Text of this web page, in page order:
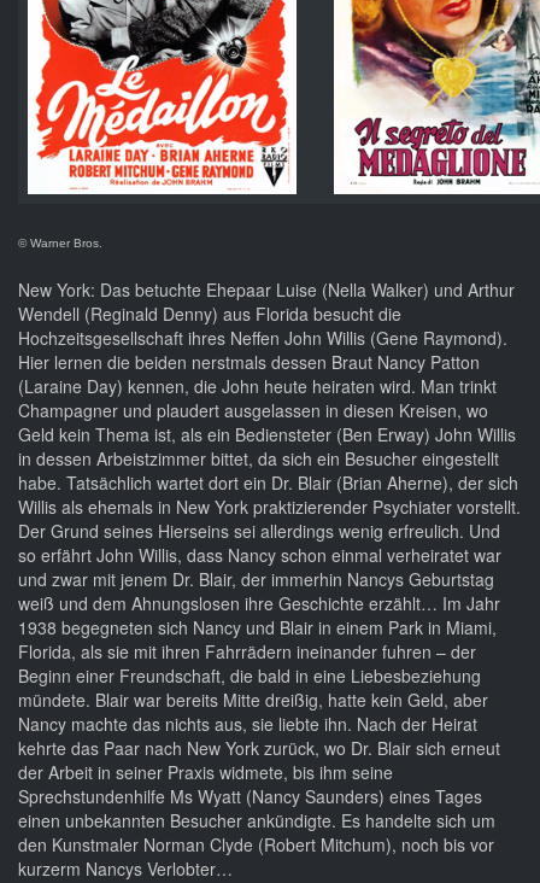
© Warner Bros.
New York: Das betuchte Ehepaar Luise (Nella Walker) und Arthur
Wendell (Reginald Denny) aus Florida besucht die
Hochzeitsgesellschaft ihres Neffen John Willis (Gene Raymond).
Hier lernen die beiden nerstmals dessen Braut Nancy Patton
(Laraine Day) kennen, die John heute heiraten wird. Man trinkt
Champagner und plaudert ausgelassen in diesen Kreisen, wo
Geld kein Thema ist, als ein Bediensteter (Ben Erway) John Willis
in dessen Arbeistzimmer bittet, da sich ein Besucher eingestellt
habe. Tatsächlich wartet dort ein Dr. Blair (Brian Aherne), der sich
Willis als ehemals in New York praktizierender Psychiater vorstellt.
Der Grund seines Hierseins sei allerdings wenig erfreulich. Und
so erfährt John Willis, dass Nancy schon einmal verheiratet war
und zwar mit jenem Dr. Blair, der immerhin Nancys Geburtstag
weiß und dem Ahnungslosen ihre Geschichte erzählt… Im Jahr
1938 begegneten sich Nancy und Blair in einem Park in Miami,
Florida, als sie mit ihren Fahrrädern ineinander fuhren – der
Beginn einer Freundschaft, die bald in eine Liebesbeziehung
mündete. Blair war bereits Mitte dreißig, hatte kein Geld, aber
Nancy machte das nichts aus, sie liebte ihn. Nach der Heirat
kehrte das Paar nach New York zurück, wo Dr. Blair sich erneut
der Arbeit in seiner Praxis widmete, bis ihm seine
Sprechstundenhilfe Ms Wyatt (Nancy Saunders) eines Tages
einen unbekannten Besucher ankündigte. Es handelte sich um
den Kunstmaler Norman Clyde (Robert Mitchum), noch bis vor
kurzerm Nancys Verlobter…